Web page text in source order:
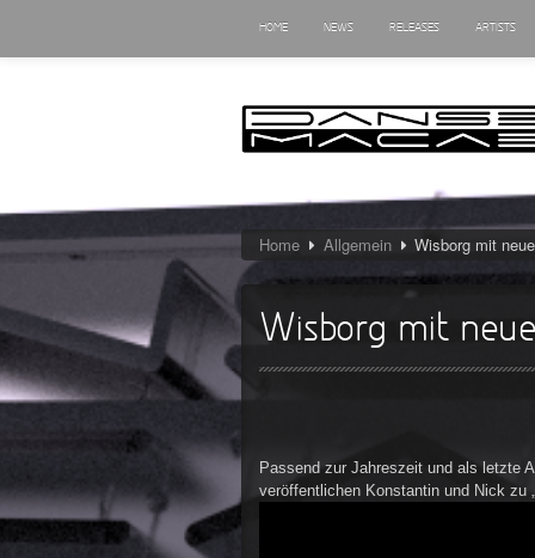
HOME NEWS RELEASES ARTISTS
Home Allgemein Wisborg mit
Wisborg mit
Passend zur Jahreszeit und als letzte
veröffentlichen Konstantin und Nick zu